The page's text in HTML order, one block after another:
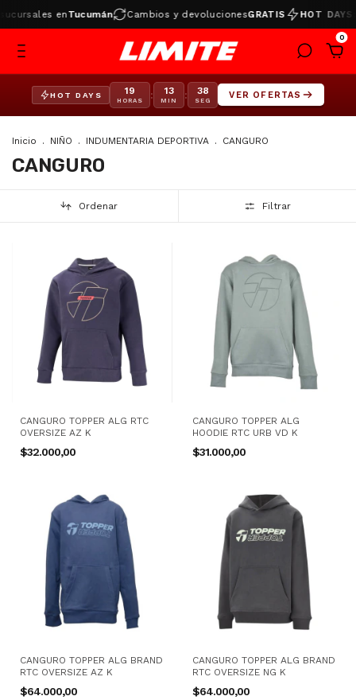
enTucumán Cambios y devolucionesGRATIS HOT DAYS:
0
HOT DAYS 19
HORAS : 13
MIN : 38
SEG
VER OFERTAS
Inicio . NIÑO . INDUMENTARIA DEPORTIVA . CANGURO
CANGURO
Ordenar Filtrar
CANGURO TOPPER ALG RTC
OVERSIZE AZ K
$32.000,00
CANGURO TOPPER ALG
HOODIE RTC URB VD K
$31.000,00
CANGURO TOPPER ALG BRAND
RTC OVERSIZE AZ K
$64.000,00
CANGURO TOPPER ALG BRAND
RTC OVERSIZE NG K
$64.000,00